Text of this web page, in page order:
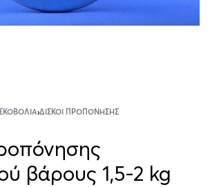
›ΔΊΣΚΟΙ ΠΡΟΠΌΝΗΣΗΣ
βάρους 1,5-2 kg